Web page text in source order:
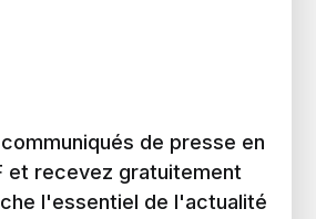
de presse en
et recevez gratuitement
l'essentiel de l'actualité